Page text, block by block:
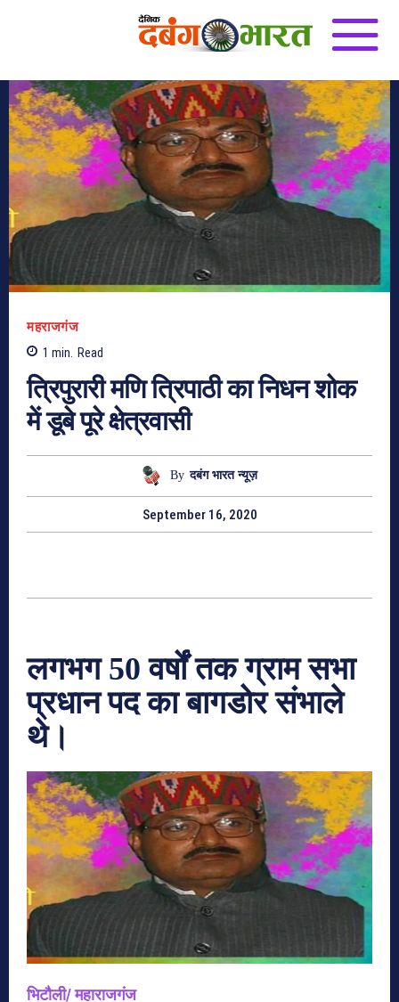
महराजगंज
1 min. Read
त्रिपुरारी मणि त्रिपाठी का निधन शोक
में डूबे पूरे क्षेत्रवासी
By दबंग भारत न्यूज़
September 16, 2020
लगभग 50 वर्षों तक ग्राम सभा
प्रधान पद का बागडोर संभाले
थे।
भिटौली/ महाराजगंज